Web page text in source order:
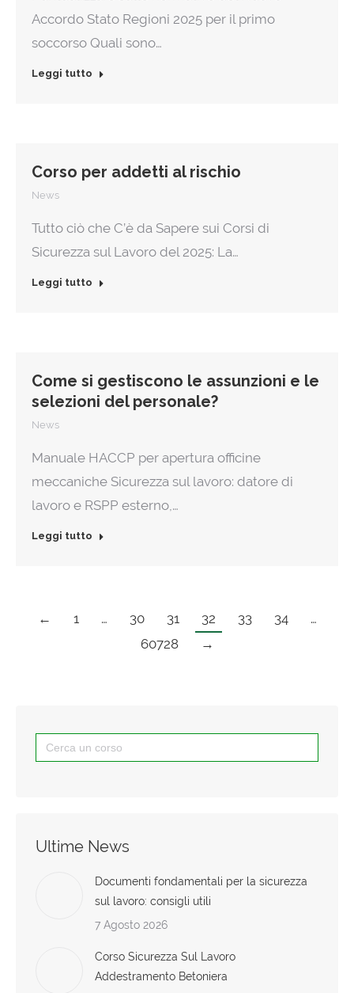
Accordo Stato Regioni 2025 per il primo
soccorso Quali sono…
Leggi tutto
Corso per addetti al rischio
News
Tutto ciò che C’è da Sapere sui Corsi di
Sicurezza sul Lavoro del 2025: La…
Leggi tutto
Come si gestiscono le assunzioni e le
selezioni del personale?
News
Manuale HACCP per apertura officine
meccaniche Sicurezza sul lavoro: datore di
lavoro e RSPP esterno,…
Leggi tutto
← 1 … 30 31 32 33 34
…
60728
→
Search
for:
Ultime News
Documenti fondamentali per la sicurezza
sul lavoro: consigli utili
7 Agosto 2026
Corso Sicurezza Sul Lavoro
Addestramento Betoniera